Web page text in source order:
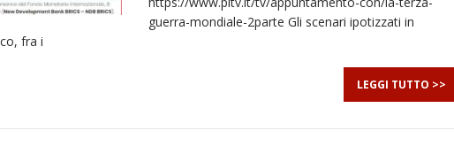
guerra-mondiale-2parte Gli scenari ipotizzati in
fra i
LEGGI TUTTO >>